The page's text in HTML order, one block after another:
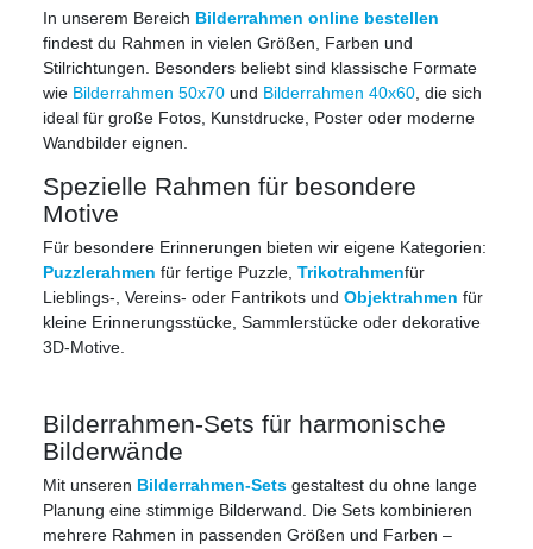
In unserem Bereich Bilderrahmen online bestellen
findest du Rahmen in vielen Größen, Farben und
Stilrichtungen. Besonders beliebt sind klassische Formate
wie Bilderrahmen 50x70 und Bilderrahmen 40x60 , die sich
ideal für große Fotos, Kunstdrucke, Poster oder moderne
Wandbilder eignen.
Spezielle Rahmen für besondere
Motive
Für besondere Erinnerungen bieten wir eigene Kategorien:
Puzzlerahmen für fertige Puzzle, Trikotrahmenfür
Lieblings-, Vereins- oder Fantrikots und Objektrahmen für
kleine Erinnerungsstücke, Sammlerstücke oder dekorative
3D-Motive.
Bilderrahmen-Sets für harmonische
Bilderwände
Mit unseren Bilderrahmen-Sets gestaltest du ohne lange
Planung eine stimmige Bilderwand. Die Sets kombinieren
mehrere Rahmen in passenden Größen und Farben –